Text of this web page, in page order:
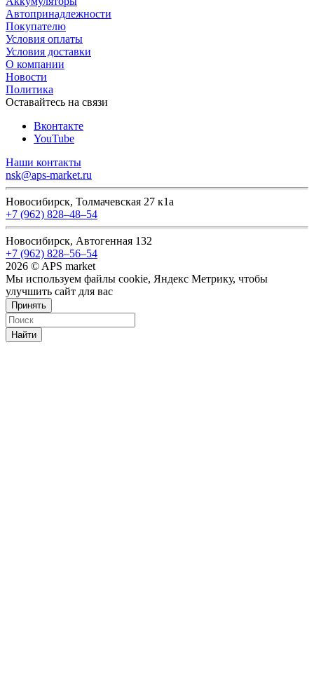
Автопринадлежности
Покупателю
Условия оплаты
Условия доставки
О компании
Новости
Политика
Оставайтесь на связи
Вконтакте
YouTube
Наши контакты
nsk@aps-market.ru
Новосибирск, Толмачевская 27 к1а
+7 (962) 828‒48‒54
Новосибирск, Автогенная 132
+7 (962) 828‒56‒54
2026 © APS market
Мы используем файлы cookie, Яндекс Метрику, чтобы
улучшить сайт для вас
Принять
Найти